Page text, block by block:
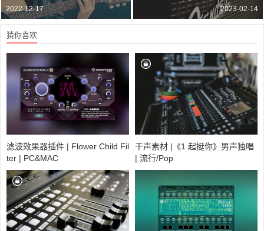
2022-12-17 2023-02-14
猜你喜欢
滤波效果器插件 | Flower Child Fil
ter | PC&MAC
干声素材 |《1 起挺你》男声独唱
| 流行/Pop